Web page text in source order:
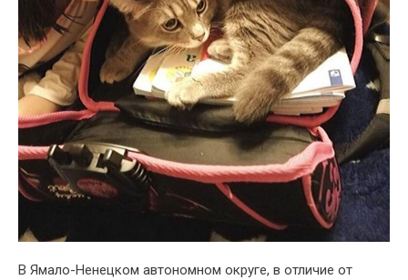
В Ямало-Ненецком автономном округе, в отличие от